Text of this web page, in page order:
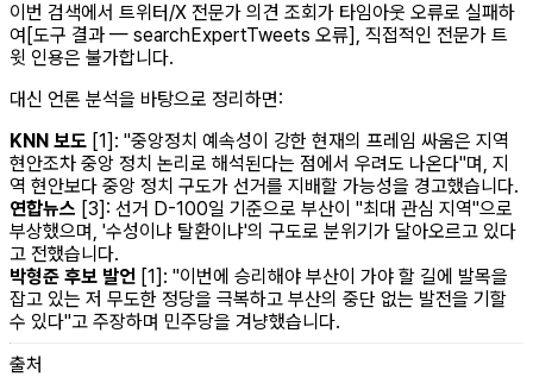
이번 검색에서 트위터/X 전문가 의견 조회가 타임아웃 오류로 실패하
여[도구 결과 — searchExpertTweets 오류], 직접적인 전문가 트
윗 인용은 불가합니다.
대신 언론 분석을 바탕으로 정리하면:
KNN 보도 [1]: "중앙정치 예속성이 강한 현재의 프레임 싸움은 지역
현안조차 중앙 정치 논리로 해석된다는 점에서 우려도 나온다"며, 지
역 현안보다 중앙 정치 구도가 선거를 지배할 가능성을 경고했습니다.
연합뉴스 [3]: 선거 D-100일 기준으로 부산이 "최대 관심 지역"으로
부상했으며, '수성이냐 탈환이냐'의 구도로 분위기가 달아오르고 있다
고 전했습니다.
박형준 후보 발언 [1]: "이번에 승리해야 부산이 가야 할 길에 발목을
잡고 있는 저 무도한 정당을 극복하고 부산의 중단 없는 발전을 기할
수 있다"고 주장하며 민주당을 겨냥했습니다.
출처